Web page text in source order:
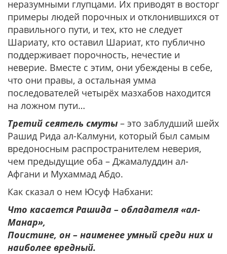
неразумными глупцами. Их приводят в восторг
примеры людей порочных и отклонившихся от
правильного пути, и тех, кто не следует
Шариату, кто оставил Шариат, кто публично
поддерживает порочность, нечестие и
неверие. Вместе с этим, они убеждены в себе,
что они правы, а остальная умма
последователей четырёх мазхабов находится
на ложном пути…
Третий сеятель смуты – это заблудший шейх
Рашид Рида ал-Калмуни, который был самым
вредоносным распространителем неверия,
чем предыдущие оба – Джамалуддин ал-
Афгани и Мухаммад Абдо.
Как сказал о нем Юсуф Набхани:
Что касается Рашида – обладателя «ал-
Манар»,
Поистине, он – наименее умный среди них и
наиболее вредный.